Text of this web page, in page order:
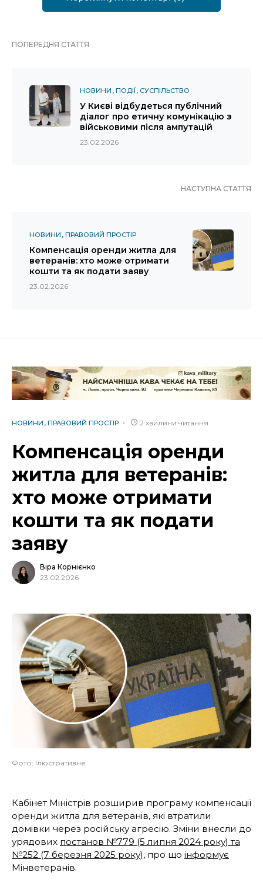
ПОПЕРЕДНЯ СТАТТЯ
НОВИНИ ПОДІЇ СУСПІЛЬСТВО
У Києві відбудеться публічний
діалог про етичну комунікацію з
військовими після ампутацій
23.02.2026
НАСТУПНА СТАТТЯ
НОВИНИ ПРАВОВИЙ ПРОСТІР
Компенсація оренди житла для
ветеранів: хто може отримати
кошти та як подати заяву
23.02.2026
НОВИНИ ПРАВОВИЙ ПРОСТІР 2 хвилини читання
Компенсація оренди
житла для ветеранів:
хто може отримати
кошти та як подати
заяву
Віра Корнієнко
23.02.2026
Фото: Ілюстративне
Кабінет Міністрів розширив програму компенсації
оренди житла для ветеранів, які втратили
домівки через російську агресію. Зміни внесли до
урядових постанов №779 (5 липня 2024 року) та
№252 (7 березня 2025 року), про що інформує
Мінветеранів.